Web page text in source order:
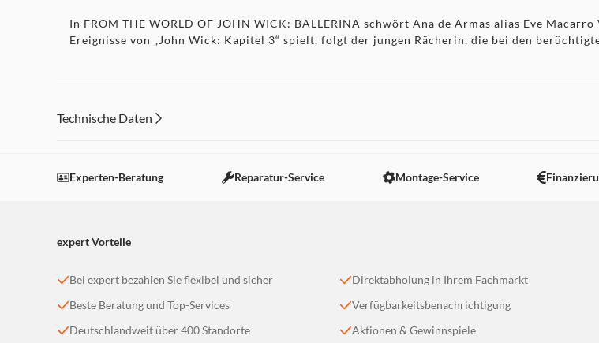
In FROM THE WORLD OF JOHN WICK: BALLERINA schwört Ana de Armas alias Eve
Ereignisse von „John Wick: Kapitel 3“ spielt, folgt der jungen Rächerin, die bei den
Technische Daten
Experten-Beratung Reparatur-Service Montage-Service
expert Vorteile
Bei expert bezahlen Sie flexibel und sicher
Beste Beratung und Top-Services
Deutschlandweit über 400 Standorte
Direktabholung in Ihrem Fachmarkt
Verfügbarkeitsbenachrichtigung
Aktionen & Gewinnspiele